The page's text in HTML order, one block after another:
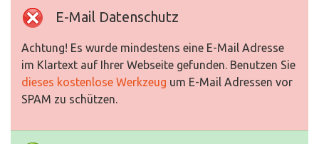
E-Mail Datenschutz
Achtung! Es wurde mindestens eine E-Mail Adresse
im Klartext auf Ihrer Webseite gefunden. Benutzen Sie
dieses kostenlose Werkzeug um E-Mail Adressen vor
SPAM zu schützen.